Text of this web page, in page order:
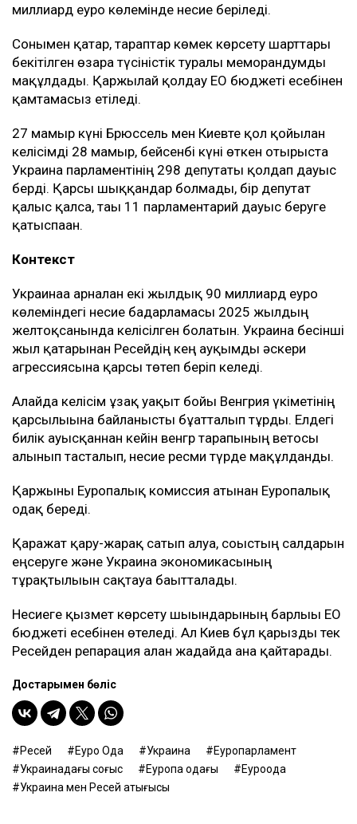
миллиард еуро көлемінде несие беріледі.
Сонымен қатар, тараптар көмек көрсету шарттары
бекітілген өзара түсіністік туралы меморандумды
мақұлдады. Қаржылай қолдау ЕО бюджеті есебінен
қамтамасыз етіледі.
27 мамыр күні Брюссель мен Киевте қол қойылған
келісімді 28 мамыр, бейсенбі күні өткен отырыста
Украина парламентінің 298 депутаты қолдап дауыс
берді. Қарсы шыққандар болмады, бір депутат
қалыс қалса, тағы 11 парламентарий дауыс беруге
қатыспаған.
Контекст
Украинаға арналған екі жылдық 90 миллиард еуро
көлеміндегі несие бағдарламасы 2025 жылдың
желтоқсанында келісілген болатын. Украина бесінші
жыл қатарынан Ресейдің кең ауқымды әскери
агрессиясына қарсы төтеп беріп келеді.
Алайда келісім ұзақ уақыт бойы Венгрия үкіметінің
қарсылығына байланысты бұғатталып тұрды. Елдегі
билік ауысқаннан кейін венгр тарапының ветосы
алынып тасталып, несие ресми түрде мақұлданды.
Қаржыны Еуропалық комиссия атынан Еуропалық
одақ береді.
Қаражат қару-жарақ сатып алуға, соғыстың салдарын
еңсеруге және Украина экономикасының
тұрақтылығын сақтауға бағытталады.
Несиеге қызмет көрсету шығындарының барлығы ЕО
бюджеті есебінен өтеледі. Ал Киев бұл қарызды тек
Ресейден репарация алған жағдайда ғана қайтарады.
Достарыңмен бөліс
Ресей Еуро Одақ Украина
Еуропарламент
Украинадағы соғыс
Еуропа одағы
Еуроодақ
Украина мен Ресей қақтығысы